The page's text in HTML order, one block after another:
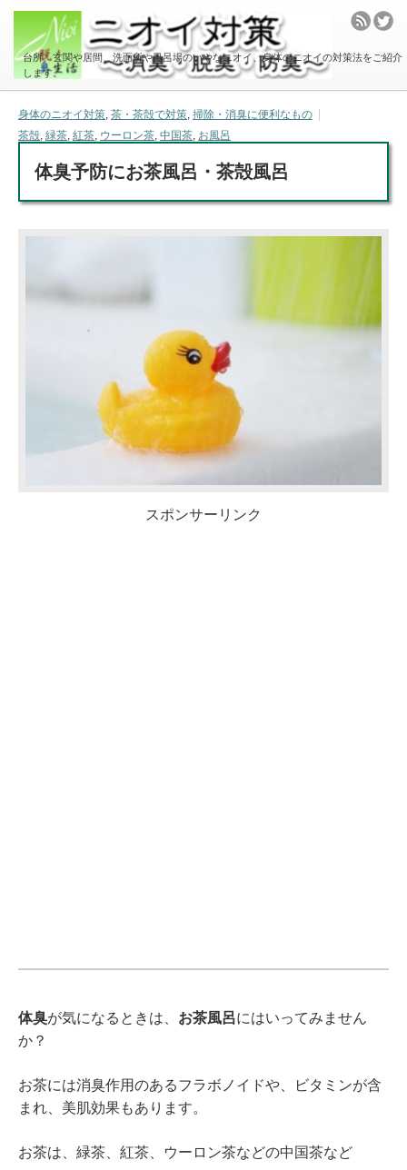
台所、玄関や居間、洗面所や風呂場のいやなニオイ、身体のニオイの対策法をご紹介
します。
身体のニオイ対策, 茶・茶殻で対策, 掃除・消臭に便利なもの
茶殻, 緑茶, 紅茶, ウーロン茶, 中国茶, お風呂
体臭予防にお茶風呂・茶殻風呂
スポンサーリンク
体臭が気になるときは、 お茶風呂にはいってみません
か？
お茶には消臭作用のあるフラボノイドや、ビタミンが含
まれ、美肌効果もあります。
お茶は、緑茶、紅茶、ウーロン茶などの中国茶など